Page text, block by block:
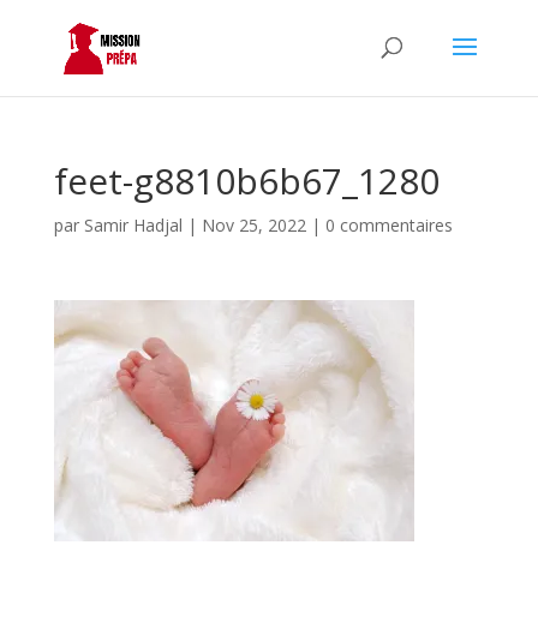
feet-g8810b6b67_1280
par Samir Hadjal | Nov 25, 2022| 0 commentaires